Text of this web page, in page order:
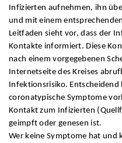
Infizierten aufnehmen, ihn
und mit einem
Leitfaden sieht vor, dass der
Kontakte informiert. Diese
nach einem vorgegebenen
Internetseite des Kreises
Infektionsrisiko.
coronatypische Symptome
Kontakt zum Infizierten
geimpft oder genesen ist.
Wer keine Symptome hat und